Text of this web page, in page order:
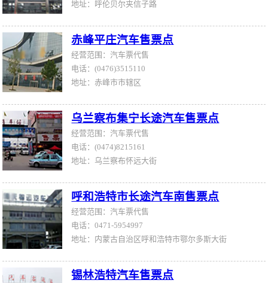
地址：呼伦贝尔夹信子路
赤峰平庄汽车售票点
经营范围：汽车票代售
电话：(0476)3515110
地址：赤峰市市辖区
乌兰察布集宁长途汽车售票点
经营范围：汽车票代售
电话：(0474)8215161
地址：乌兰察布怀远大街
呼和浩特市长途汽车南售票点
经营范围：汽车票代售
电话：0471-5954997
地址：内蒙古自治区呼和浩特市鄂尔多斯大街
锡林浩特汽车售票点